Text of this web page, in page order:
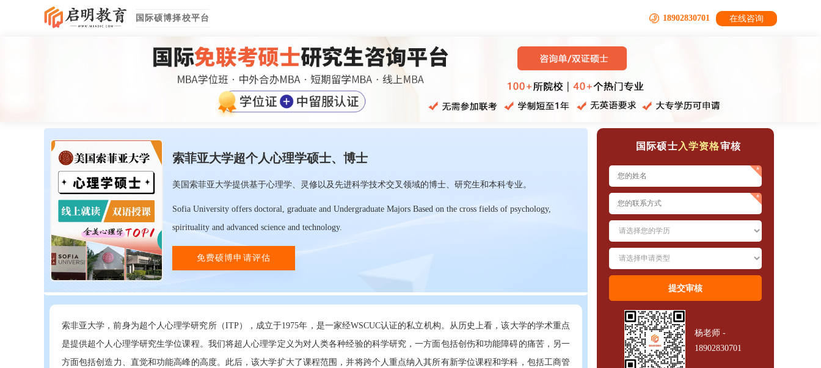
国际硕博择校平台 18902830701 在线咨询
索菲亚大学超个人心理学硕士、博士
美国索菲亚大学提供基于心理学、灵修以及先进科学技术交叉领域的博士、研究生和本科专业。
Sofia University offers doctoral, graduate and Undergraduate Majors Based on the cross fields of psychology,
spirituality and advanced science and technology.
免费硕博申请评估
索非亚大学，前身为超个人心理学研究所（ITP），成立于1975年，是一家经WSCUC认证的私立机构。从历史上看，该大学的学术重点
是提供超个人心理学研究生学位课程。我们将超人心理学定义为对人类各种经验的科学研究，一方面包括创伤和功能障碍的痛苦，另一
方面包括创造力、直觉和功能高峰的高度。此后，该大学扩大了课程范围，并将跨个人重点纳入其所有新学位课程和学科，包括工商管
国际硕士 入学资格审核
杨老师 -
18902830701